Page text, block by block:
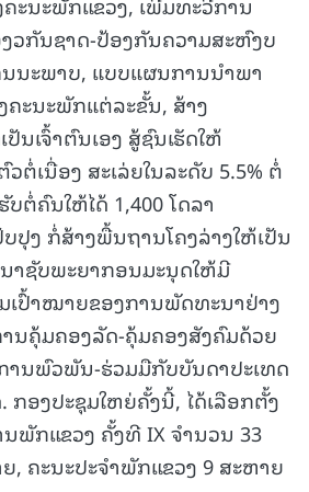
ວກັນຊາດ-ປ້ອງກັນຄວາມສະຫົງບ
ນະພາບ, ແບບແຜນການນຳພາ
ຄະນະພັກແຕ່ລະຂັ້ນ, ສ້າງ
ນເຈົ້າຕົນເອງ ສູ້ຊົນເຮັດໃຫ້
ຕໍ່ເນື່ອງ ສະເລ່ຍໃນລະດັບ 5.5% ຕໍ່
ຕໍ່ຄົນໃຫ້ໄດ້ 1,400 ໂດລາ
ບປຸງ ກໍ່ສ້າງພື້ນຖານໂຄງລ່າງໃຫ້ເປັນ
າຊັບພະຍາກອນມະນຸດໃຫ້ມີ
ເປົ້າໝາຍຂອງການພັດທະນາຢ່າງ
ນຄຸ້ມຄອງລັດ-ຄຸ້ມຄອງສັງຄົມດ້ວຍ
ນພົວພັນ-ຮ່ວມມືກັບບັນດາປະເທດ
ອງປະຊຸມໃຫຍ່ຄັ້ງນີ້, ໄດ້ເລືອກຕັ້ງ
ພັກແຂວງ ຄັ້ງທີ IX ຈຳນວນ 33
, ຄະນະປະຈຳພັກແຂວງ 9 ສະຫາຍ